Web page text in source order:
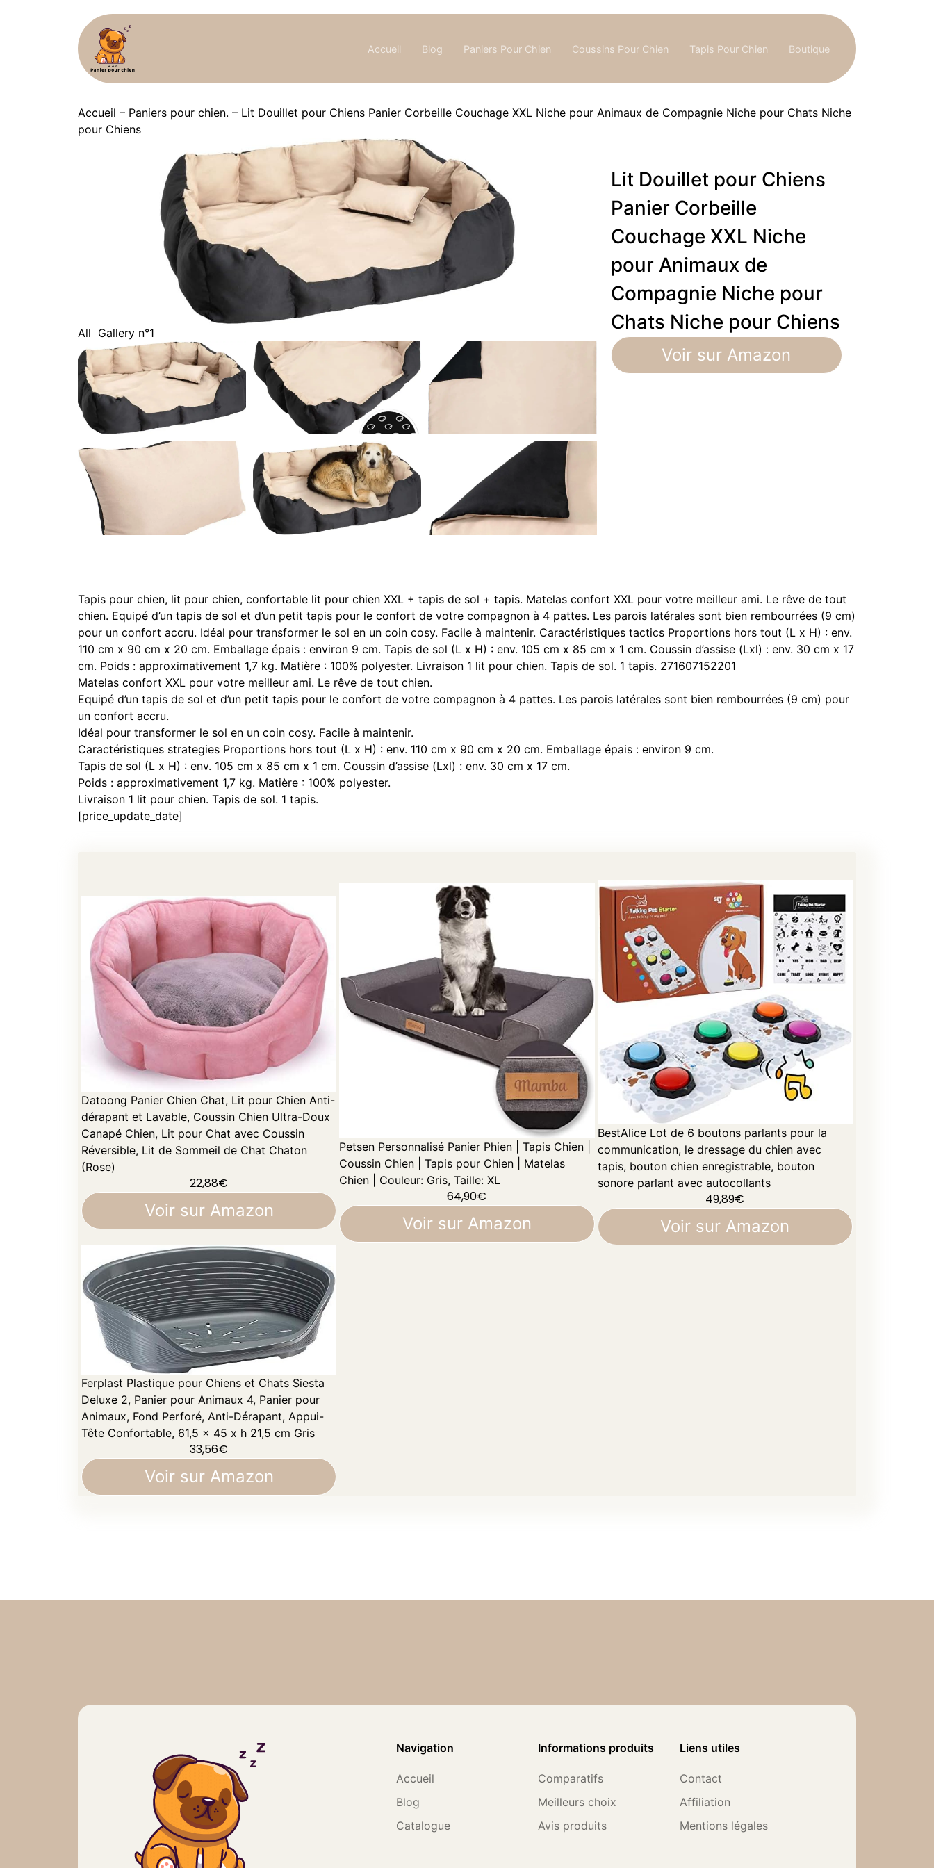
Accueil Blog Paniers Pour Chien Coussins Pour Chien Tapis Pour Chien Boutique
Accueil – Paniers pour chien. – Lit Douillet pour Chiens Panier Corbeille Couchage XXL Niche pour Animaux de Compagnie Niche pour Chats Niche
pour Chiens
All Gallery n°1
Lit Douillet pour Chiens
Panier Corbeille
Couchage XXL Niche
pour Animaux de
Compagnie Niche pour
Chats Niche pour Chiens
Voir sur Amazon
Tapis pour chien, lit pour chien, confortable lit pour chien XXL + tapis de sol + tapis. Matelas confort XXL pour votre meilleur ami. Le rêve de tout
chien. Equipé d’un tapis de sol et d’un petit tapis pour le confort de votre compagnon à 4 pattes. Les parois latérales sont bien rembourrées (9 cm)
pour un confort accru. Idéal pour transformer le sol en un coin cosy. Facile à maintenir. Caractéristiques tactics Proportions hors tout (L x H) : env.
110 cm x 90 cm x 20 cm. Emballage épais : environ 9 cm. Tapis de sol (L x H) : env. 105 cm x 85 cm x 1 cm. Coussin d’assise (Lxl) : env. 30 cm x 17
cm. Poids : approximativement 1,7 kg. Matière : 100% polyester. Livraison 1 lit pour chien. Tapis de sol. 1 tapis. 271607152201
Matelas confort XXL pour votre meilleur ami. Le rêve de tout chien.
Equipé d’un tapis de sol et d’un petit tapis pour le confort de votre compagnon à 4 pattes. Les parois latérales sont bien rembourrées (9 cm) pour
un confort accru.
Idéal pour transformer le sol en un coin cosy. Facile à maintenir.
Caractéristiques strategies Proportions hors tout (L x H) : env. 110 cm x 90 cm x 20 cm. Emballage épais : environ 9 cm.
Tapis de sol (L x H) : env. 105 cm x 85 cm x 1 cm. Coussin d’assise (Lxl) : env. 30 cm x 17 cm.
Poids : approximativement 1,7 kg. Matière : 100% polyester.
Livraison 1 lit pour chien. Tapis de sol. 1 tapis.
[price_update_date]
Datoong Panier Chien Chat, Lit pour Chien Anti-
dérapant et Lavable, Coussin Chien Ultra-Doux
Canapé Chien, Lit pour Chat avec Coussin
Réversible, Lit de Sommeil de Chat Chaton
(Rose)
22,88€
Voir sur Amazon
Petsen Personnalisé Panier Phien | Tapis Chien |
Coussin Chien | Tapis pour Chien | Matelas
Chien | Couleur: Gris, Taille: XL
64,90€
Voir sur Amazon
BestAlice Lot de 6 boutons parlants pour la
communication, le dressage du chien avec
tapis, bouton chien enregistrable, bouton
sonore parlant avec autocollants
49,89€
Voir sur Amazon
Ferplast Plastique pour Chiens et Chats Siesta
Deluxe 2, Panier pour Animaux 4, Panier pour
Animaux, Fond Perforé, Anti-Dérapant, Appui-
Tête Confortable, 61,5 x 45 x h 21,5 cm Gris
33,56€
Voir sur Amazon
Navigation
Accueil
Blog
Catalogue
Informations produits
Comparatifs
Meilleurs choix
Avis produits
Liens utiles
Contact
Affiliation
Mentions légales